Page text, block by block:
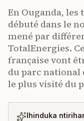
En Ouganda,
débuté dans le
mené par
TotalEnergies.
française vont
du parc national
le plus visité du
Ihinduka